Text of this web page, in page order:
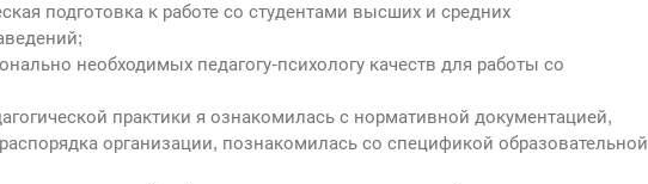
подготовка к работе со студентами высших и средних
необходимых педагогу-психологу качеств для работы со
практики я ознакомилась с нормативной документацией,
организации, познакомилась со спецификой образовательной